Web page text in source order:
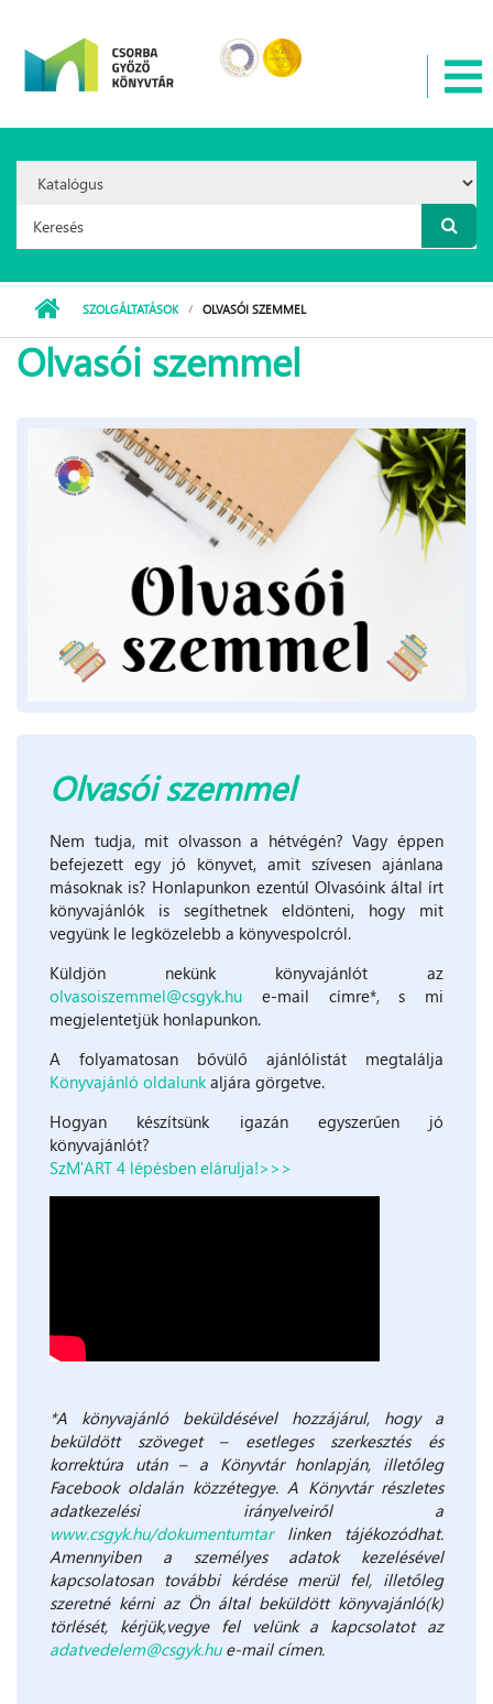
Option:
Keresés űrlap
SZOLGÁLTATÁSOK OLVASÓI SZEMMEL
Olvasói szemmel
Olvasói szemmel
Nem tudja, mit olvasson a hétvégén? Vagy éppen
befejezett egy jó könyvet, amit szívesen ajánlana
másoknak is? Honlapunkon ezentúl Olvasóink által írt
könyvajánlók is segíthetnek eldönteni, hogy mit
vegyünk le legközelebb a könyvespolcról.
Küldjön nekünk könyvajánlót az
olvasoiszemmel@csgyk.hu e-mail címre*, s mi
megjelentetjük honlapunkon.
A folyamatosan bővülő ajánlólistát megtalálja
Könyvajánló oldalunk aljára görgetve.
Hogyan készítsünk igazán egyszerűen jó
könyvajánlót?
SzM'ART 4 lépésben elárulja!>>>
*A könyvajánló beküldésével hozzájárul, hogy a
beküldött szöveget – esetleges szerkesztés és
korrektúra után – a Könyvtár honlapján, illetőleg
Facebook oldalán közzétegye. A Könyvtár részletes
adatkezelési irányelveiről a
www.csgyk.hu/dokumentumtarlinken tájékozódhat.
Amennyiben a személyes adatok kezelésével
kapcsolatosan további kérdése merül fel, illetőleg
szeretné kérni az Ön által beküldött könyvajánló(k)
törlését, kérjük,vegye fel velünk a kapcsolatot az
adatvedelem@csgyk.hue-mail címen.